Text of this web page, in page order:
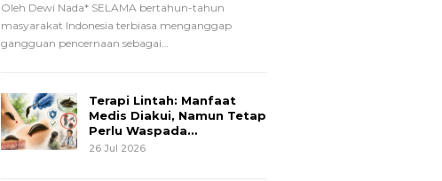
Oleh Dewi Nada* SELAMA bertahun-tahun
masyarakat Indonesia terbiasa menganggap
gangguan pencernaan sebagai…
Terapi Lintah: Manfaat
Medis Diakui, Namun Tetap
Perlu Waspada…
26 Jul 2026